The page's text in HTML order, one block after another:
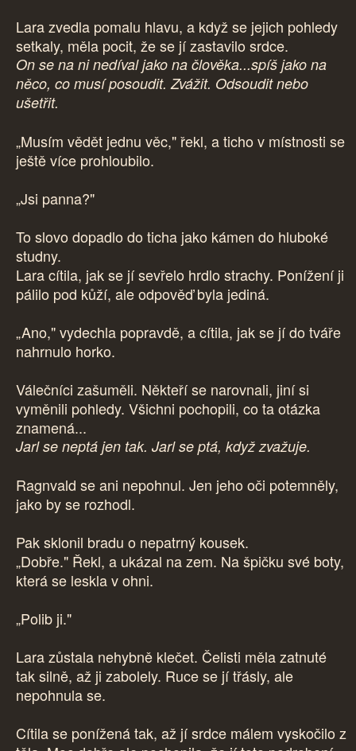
Lara zvedla pomalu hlavu, a když se jejich pohledy
setkaly, měla pocit, že se jí zastavilo srdce.
On se na ni nedíval jako na člověka...spíš jako na
něco, co musí posoudit. Zvážit. Odsoudit nebo
ušetřit.
„Musím vědět jednu věc," řekl, a ticho v místnosti se
ještě více prohloubilo.
„Jsi panna?"
To slovo dopadlo do ticha jako kámen do hluboké
studny.
Lara cítila, jak se jí sevřelo hrdlo strachy. Ponížení ji
pálilo pod kůží, ale odpověď byla jediná.
„Ano," vydechla popravdě, a cítila, jak se jí do tváře
nahrnulo horko.
Válečníci zašuměli. Někteří se narovnali, jiní si
vyměnili pohledy. Všichni pochopili, co ta otázka
znamená...
Jarl se neptá jen tak. Jarl se ptá, když zvažuje.
Ragnvald se ani nepohnul. Jen jeho oči potemněly,
jako by se rozhodl.
Pak sklonil bradu o nepatrný kousek.
„Dobře." Řekl, a ukázal na zem. Na špičku své boty,
která se leskla v ohni.
„Polib ji."
Lara zůstala nehybně klečet. Čelisti měla zatnuté
tak silně, až ji zabolely. Ruce se jí třásly, ale
nepohnula se.
Cítila se ponížená tak, až jí srdce málem vyskočilo z